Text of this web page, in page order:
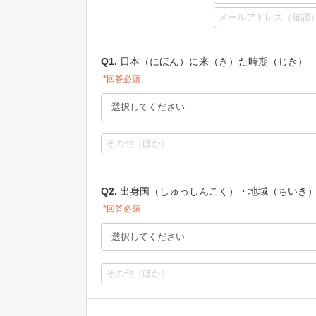
Q1. 日本（にほん）に来（き）た時期（じき）
*回答必須
Q2. 出身国（しゅっしんこく）・地域（ちいき
*回答必須